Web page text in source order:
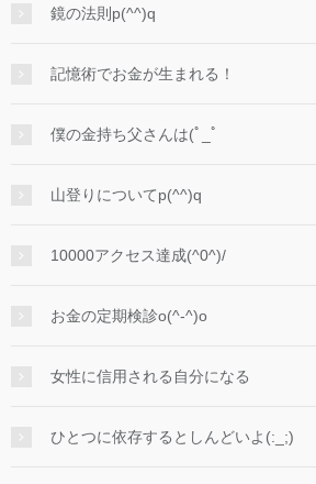
鏡の法則p(^^)q
記憶術でお金が生まれる！
僕の金持ち父さんは(ﾟ_ﾟ
山登りについてp(^^)q
10000アクセス達成(^0^)/
お金の定期検診o(^-^)o
女性に信用される自分になる
ひとつに依存するとしんどいよ(:_;)